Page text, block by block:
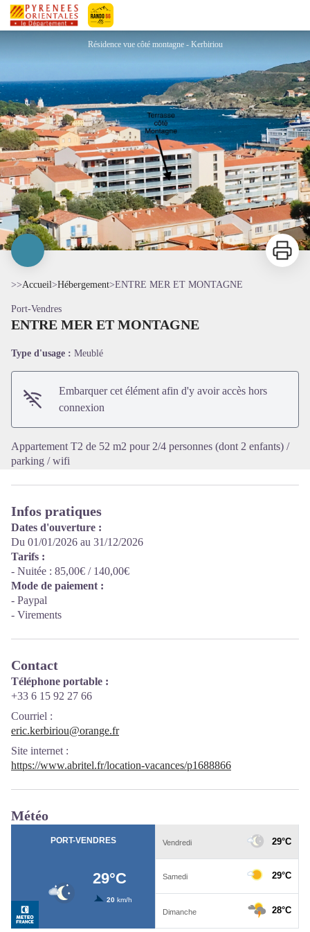
Pyrénées-Orientales Le Département
ENTRE MER ET MONTAGNE
Résidence vue côté montagne - Kerbiriou
Imprimer
>>Accueil>Hébergement>ENTRE MER ET MONTAGNE
Port-Vendres
ENTRE MER ET MONTAGNE
Type d'usage : Meublé
Embarquer cet élément afin d'y avoir accès hors
connexion
Appartement T2 de 52 m2 pour 2/4 personnes (dont 2 enfants) /
parking / wifi
Infos pratiques
Dates d'ouverture :
Du 01/01/2026 au 31/12/2026
Tarifs :
- Nuitée : 85,00€ / 140,00€
Mode de paiement :
- Paypal
- Virements
Contact
Téléphone portable :
+33 6 15 92 27 66
Courriel :
eric.kerbiriou@orange.fr
Site internet :
https://www.abritel.fr/location-vacances/p1688866
Météo